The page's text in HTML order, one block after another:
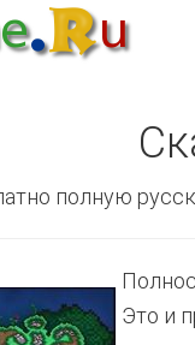
полную
Это и